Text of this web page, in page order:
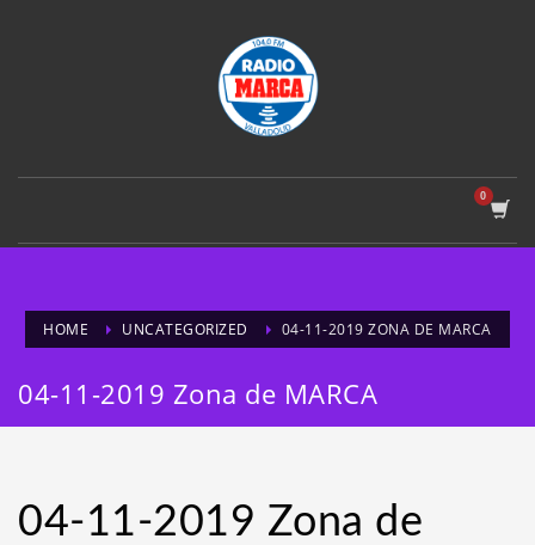
HOME UNCATEGORIZED 04-11-2019 ZONA DE MARCA
04-11-2019 Zona de MARCA
04-11-2019 Zona de